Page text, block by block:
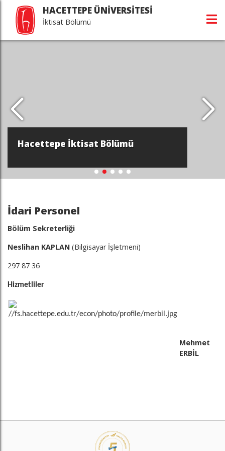
HACETTEPE ÜNİVERSİTESİ
İktisat Bölümü
Hacettepe İktisat Bölümü
İdari Personel
Bölüm Sekreterliği
Neslihan KAPLAN (Bilgisayar İşletmeni)
297 87 36
Hizmetliler
Mehmet
ERBİL